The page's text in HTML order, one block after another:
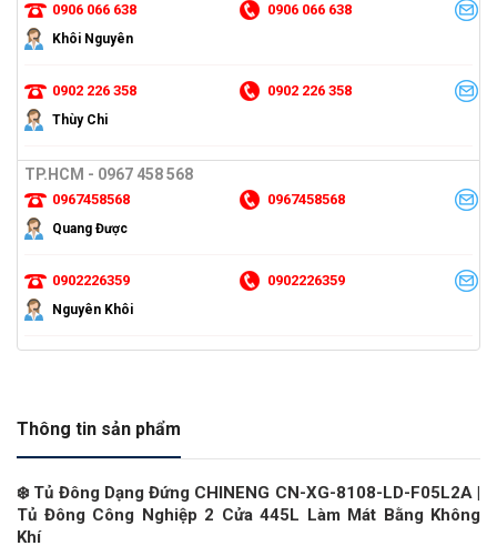
0906 066 638 0906 066 638
Khôi Nguyên
0902 226 358 0902 226 358
Thùy Chi
TP.HCM - 0967 458 568
0967458568 0967458568
Quang Được
0902226359 0902226359
Nguyên Khôi
Thông tin sản phẩm
❄ ️ Tủ Đông Dạng Đứng CHINENG CN-XG-8108-LD-F05L2A |
Tủ Đông Công Nghiệp 2 Cửa 445L Làm Mát Bằng Không
Khí